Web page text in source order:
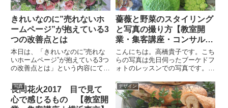
きれいなのに”売れないホ
ームページ”が抱えている3
つの改善点とは
本日は、「きれいなのに”売れな
いホームページ”が抱えている3つ
の改善点とは」という内容にて、
飛常識な教室集客コンサルタント
高橋貴子LINE公式アカウントご
質問もお気軽に １：１トークで
薔薇と野菜のスタイリング
と写真の撮り方【教室開
業・集客講座・コンサルタ
ント｜横浜東京】
こんにちは。高橋貴子です。こち
らの写真は先日伺ったブーケドフ
ォトのレッスンでの写真です。こ
た。写真は私が撮っていますが、
スタイリングは今道しげみ先生が
スタイリングしています。薔薇は
写真
長岡花火2017 目で見て
心で感じるもの 【教室開
デザイン